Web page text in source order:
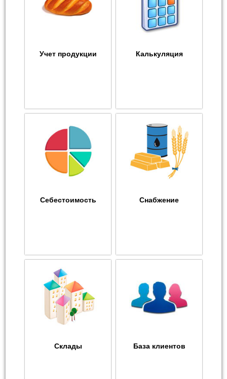
Учет продукции Калькуляция
Себестоимость Снабжение
Склады База клиентов